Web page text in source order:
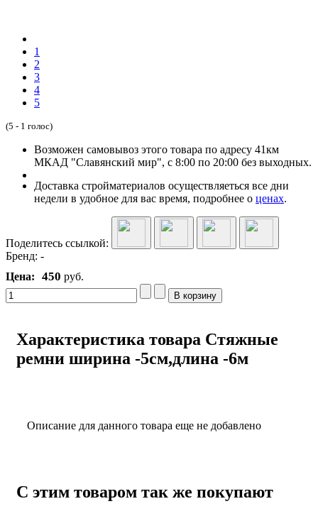
1
2
3
4
5
(5 - 1 голос)
Возможен самовывоз этого товара по адресу 41км
МКАД "Славянский мир", с 8:00 по 20:00 без выходных.
Доставка стройматериалов осуществляеться все дни
недели в удобное для вас время, подробнее о ценах.
Поделитесь ссылкой:
Бренд: -
Цена:
450 руб.
Характеристика товара Стяжные
ремни ширина -5см,длина -6м
Описание для данного товара еще не добавлено
С этим товаром так же покупают